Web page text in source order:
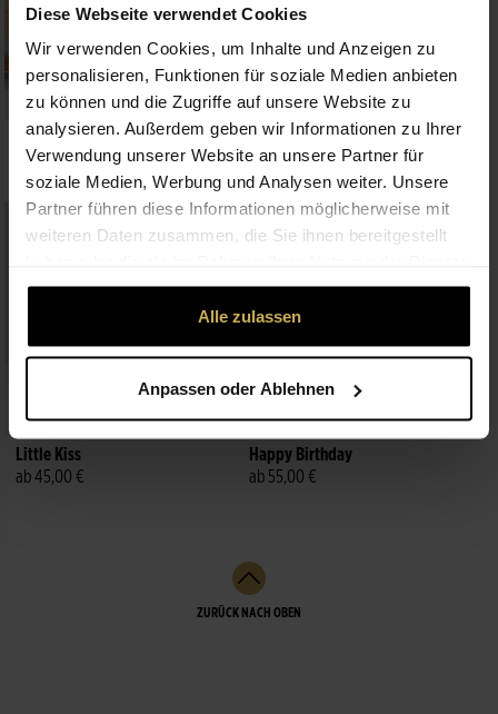
Diese Webseite verwendet Cookies
Wir verwenden Cookies, um Inhalte und Anzeigen zu
personalisieren, Funktionen für soziale Medien anbieten
zu können und die Zugriffe auf unsere Website zu
analysieren. Außerdem geben wir Informationen zu Ihrer
Verwendung unserer Website an unsere Partner für
soziale Medien, Werbung und Analysen weiter. Unsere
Partner führen diese Informationen möglicherweise mit
weiteren Daten zusammen, die Sie ihnen bereitgestellt
gesammelt haben.
Alle zulassen
Anpassen oder Ablehnen
Happy Day
ab 45,00 €
Blush Romance
ab 50,00 €
Little Kiss
ab 45,00 €
Premium
Happy Birthday
ab 55,00 €
ZURÜCK NACH OBEN